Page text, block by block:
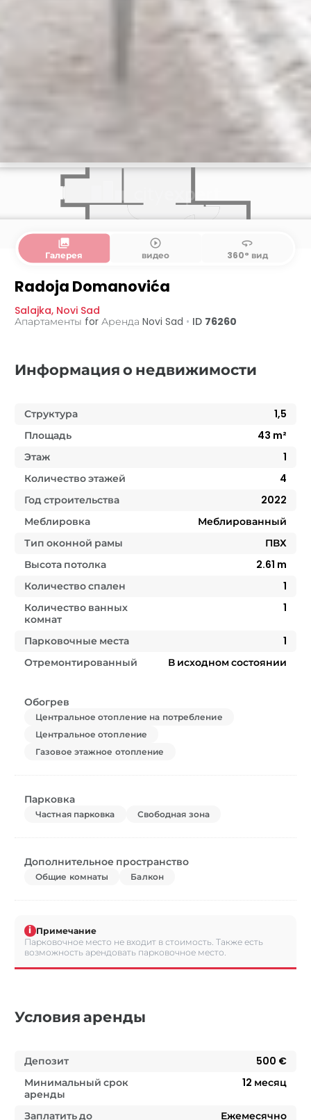
collections
Галерея
play_circle_outline
видео
360
360° вид
Radoja Domanovića
Salajka, Novi Sad
Апартаменты for Аренда Novi Sad • ID 76260
Информация о недвижимости
Структура
1,5
Площадь
43 m²
Этаж
1
Количество этажей
4
Год строительства
2022
Меблировка
Меблированный
Тип оконной рамы
ПВХ
Высота потолка
2.61 m
Количество спален
1
Количество ванных
комнат
1
Парковочные места
1
Отремонтированный
В исходном состоянии
Обогрев
Центральное отопление на потребление
Центральное отопление
Газовое этажное отопление
Парковка
Частная парковка Свободная зона
Дополнительное пространство
Общие комнаты Балкон
i Примечание
Парковочное место не входит в стоимость. Также есть
возможность арендовать парковочное место.
Условия аренды
Депозит
500 €
Минимальный срок
аренды
12 месяц
Заплатить до Ежемесячно